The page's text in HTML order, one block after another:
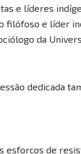
e líderes
e líder
da
dedicada
esforços de